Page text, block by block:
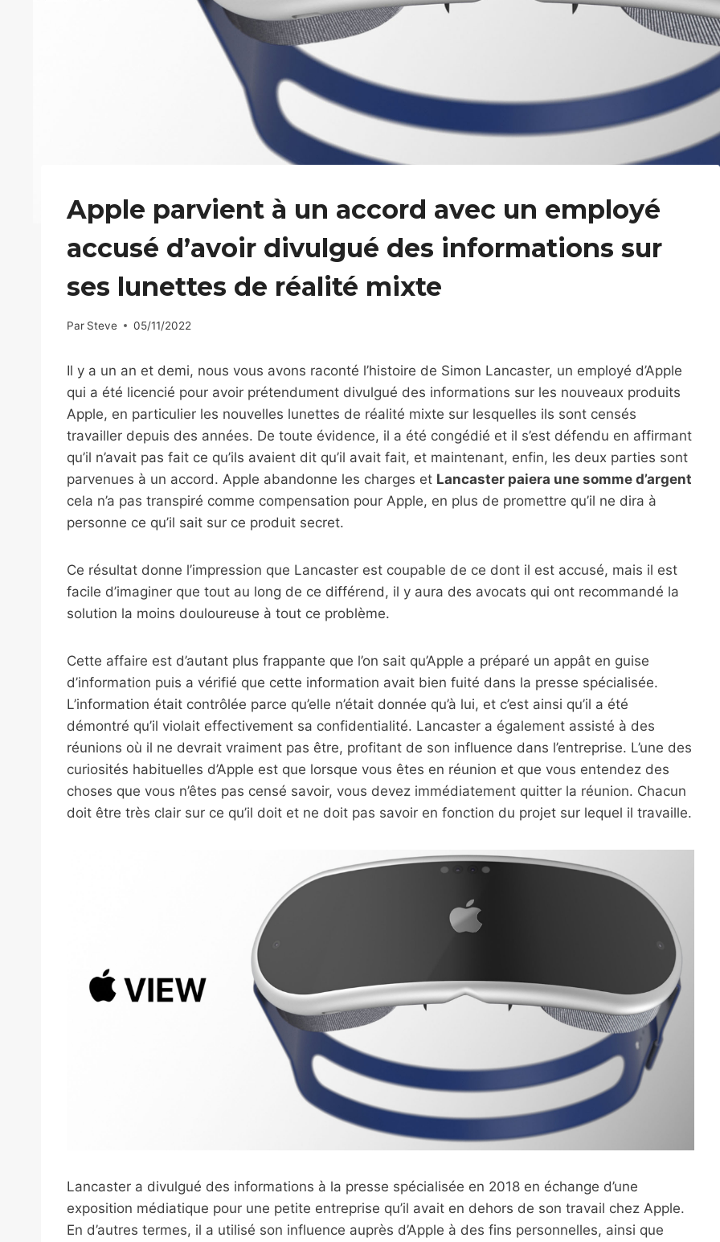
Apple parvient à un accord avec un employé
accusé d’avoir divulgué des informations sur
ses lunettes de réalité mixte
Par Steve 05/11/2022
Il y a un an et demi, nous vous avons raconté l’histoire de Simon Lancaster, un employé d’Apple
qui a été licencié pour avoir prétendument divulgué des informations sur les nouveaux produits
Apple, en particulier les nouvelles lunettes de réalité mixte sur lesquelles ils sont censés
travailler depuis des années. De toute évidence, il a été congédié et il s’est défendu en affirmant
qu’il n’avait pas fait ce qu’ils avaient dit qu’il avait fait, et maintenant, enfin, les deux parties sont
parvenues à un accord. Apple abandonne les charges et Lancaster paiera une somme d’argent
cela n’a pas transpiré comme compensation pour Apple, en plus de promettre qu’il ne dira à
personne ce qu’il sait sur ce produit secret.
Ce résultat donne l’impression que Lancaster est coupable de ce dont il est accusé, mais il est
facile d’imaginer que tout au long de ce différend, il y aura des avocats qui ont recommandé la
solution la moins douloureuse à tout ce problème.
Cette affaire est d’autant plus frappante que l’on sait qu’Apple a préparé un appât en guise
d’information puis a vérifié que cette information avait bien fuité dans la presse spécialisée.
L’information était contrôlée parce qu’elle n’était donnée qu’à lui, et c’est ainsi qu’il a été
démontré qu’il violait effectivement sa confidentialité. Lancaster a également assisté à des
réunions où il ne devrait vraiment pas être, profitant de son influence dans l’entreprise. L’une des
curiosités habituelles d’Apple est que lorsque vous êtes en réunion et que vous entendez des
choses que vous n’êtes pas censé savoir, vous devez immédiatement quitter la réunion. Chacun
doit être très clair sur ce qu’il doit et ne doit pas savoir en fonction du projet sur lequel il travaille.
Lancaster a divulgué des informations à la presse spécialisée en 2018 en échange d’une
exposition médiatique pour une petite entreprise qu’il avait en dehors de son travail chez Apple.
En d’autres termes, il a utilisé son influence auprès d’Apple à des fins personnelles, ainsi que